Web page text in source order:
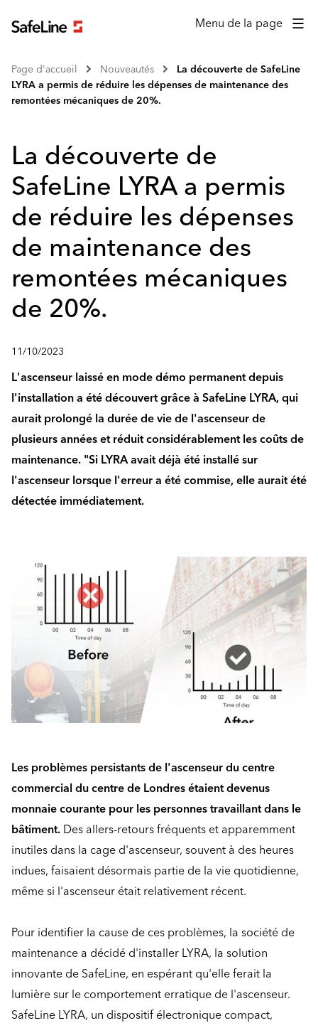
Menu de la page
Page d'accueil Nouveautés
La découverte de SafeLine
LYRA a permis de réduire les dépenses de maintenance des
remontées mécaniques de 20%.
La découverte de
SafeLine LYRA a permis
de réduire les dépenses
de maintenance des
remontées mécaniques
de 20%.
11/10/2023
L'ascenseur laissé en mode démo permanent depuis
l'installation a été découvert grâce à SafeLine LYRA, qui
aurait prolongé la durée de vie de l'ascenseur de
plusieurs années et réduit considérablement les coûts de
maintenance. "Si LYRA avait déjà été installé sur
l'ascenseur lorsque l'erreur a été commise, elle aurait été
détectée immédiatement.
Les problèmes persistants de l'ascenseur du centre
commercial du centre de Londres étaient devenus
monnaie courante pour les personnes travaillant dans le
bâtiment. Des allers-retours fréquents et apparemment
inutiles dans la cage d'ascenseur, souvent à des heures
indues, faisaient désormais partie de la vie quotidienne,
même si l'ascenseur était relativement récent.
Pour identifier la cause de ces problèmes, la société de
maintenance a décidé d'installer LYRA, la solution
innovante de SafeLine, en espérant qu'elle ferait la
lumière sur le comportement erratique de l'ascenseur.
SafeLine LYRA, un dispositif électronique compact,